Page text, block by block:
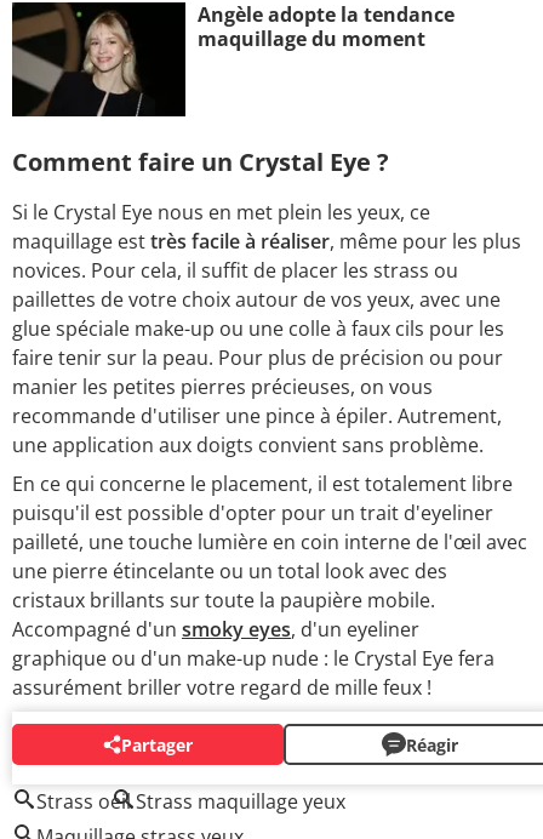
Angèle adopte la tendance
maquillage du moment
Comment faire un Crystal Eye ?
Si le Crystal Eye nous en met plein les yeux, ce
maquillage esttrès facile à réaliser, même pour les plus
novices. Pour cela, il suffit de placer les strass ou
paillettes de votre choix autour de vos yeux, avec une
glue spéciale make-up ou une colle à faux cils pour les
faire tenir sur la peau. Pour plus de précision ou pour
manier les petites pierres précieuses, on vous
recommande d'utiliser une pince à épiler. Autrement,
une application aux doigts convient sans problème.
En ce qui concerne le placement, il est totalement libre
puisqu'il est possible d'opter pour un trait d'eyeliner
pailleté, une touche lumière en coin interne de l'œil avec
une pierre étincelante ou un total look avec des
cristaux brillants sur toute la paupière mobile.
Accompagné d'un smoky eyes, d'un eyeliner
graphique ou d'un make-up nude : le Crystal Eye fera
assurément briller votre regard de mille feux !
Partager Réagir
AUTOUR DU MÊME SUJET
Strass oeilStrass maquillage yeux